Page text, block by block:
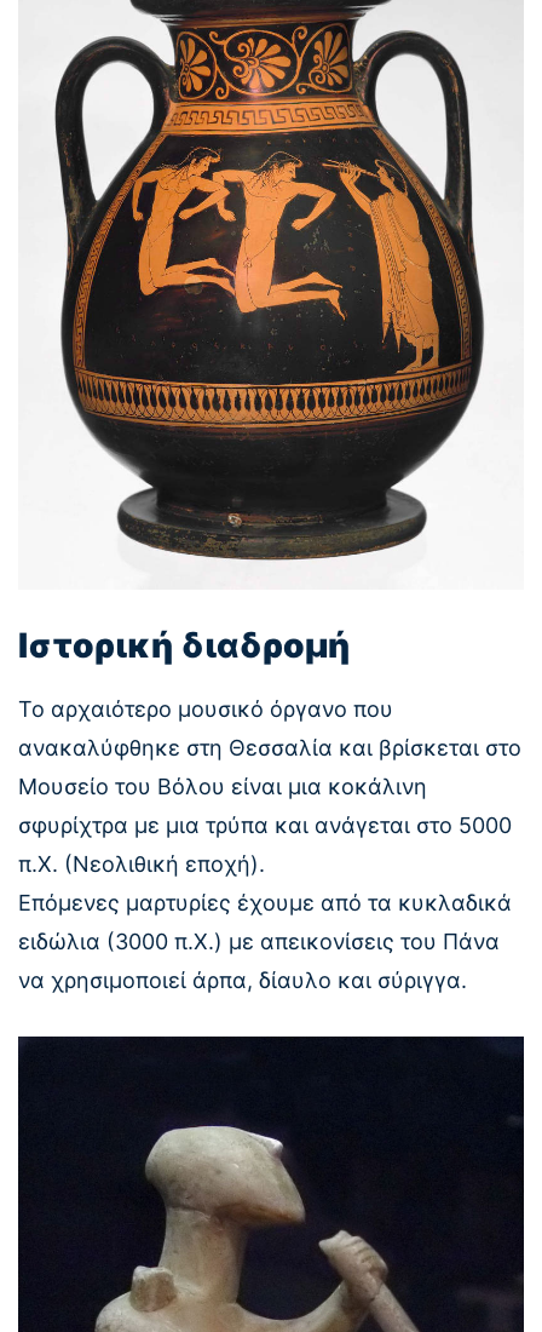
Ιστορική διαδρομή
Το αρχαιότερο μουσικό όργανο που
ανακαλύφθηκε στη Θεσσαλία και βρίσκεται στο
Μουσείο του Βόλου είναι μια κοκάλινη
σφυρίχτρα με μια τρύπα και ανάγεται στο 5000
π.Χ. (Νεολιθική εποχή).
Επόμενες μαρτυρίες έχουμε από τα κυκλαδικά
ειδώλια (3000 π.Χ.) με απεικονίσεις του Πάνα
να χρησιμοποιεί άρπα, δίαυλο και σύριγγα.